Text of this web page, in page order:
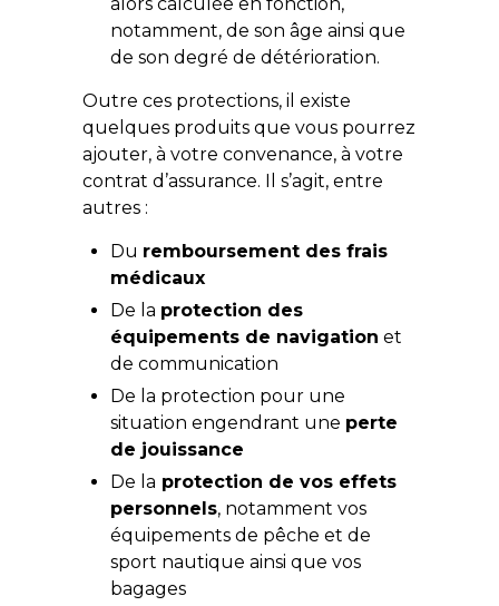
notamment, de son âge ainsi que
de son degré de détérioration.
Outre ces protections, il existe
quelques produits que vous pourrez
ajouter, à votre convenance, à votre
contrat d’assurance. Il s’agit, entre
autres :
Du remboursement des frais
médicaux
De la protection des
équipements de navigation et
de communication
De la protection pour une
situation engendrant une perte
de jouissance
De la protection de vos effets
personnels, notamment vos
équipements de pêche et de
sport nautique ainsi que vos
bagages